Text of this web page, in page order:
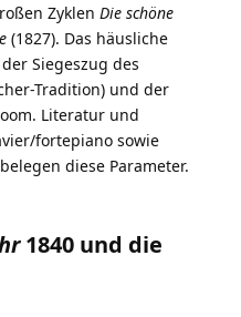
Zyklen Die schöne
(1827). Das häusliche
Siegeszug des
Tradition) und der
Literatur und
fortepiano sowie
diese Parameter.
1840 und die